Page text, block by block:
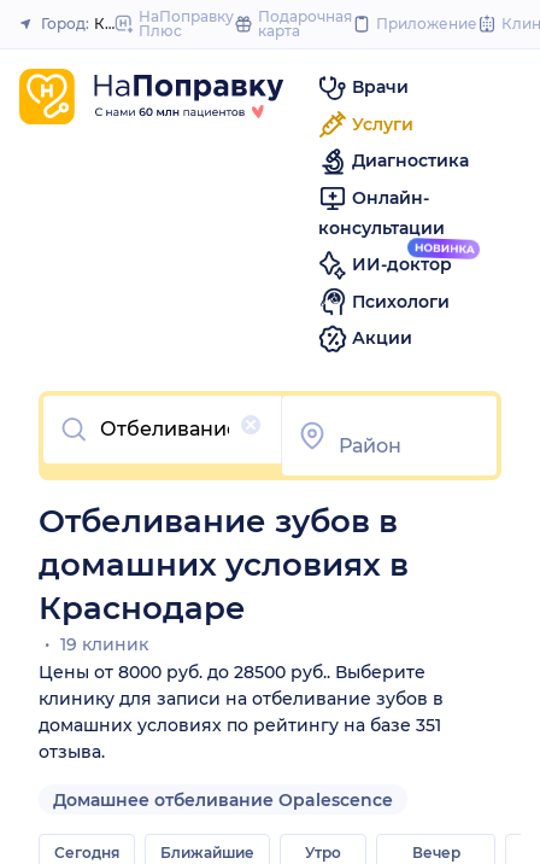
to
Закрыть
Город: КраснодарНаПоправку
Плюс
Подарочная
карта
Приложение
Врачи
Услуги
Диагностика
Онлайн-
консультации
ИИ-доктор
Психологи
Акции
Очистить
Отбеливание зубов в
домашних условиях в
Краснодаре
19 клиник
Цены от 8000 руб. до 28500 руб.. Выберите
клинику для записи на отбеливание зубов в
домашних условиях по рейтингу на базе 351
отзыва.
Домашнее отбеливание Opalescence
Сегодня
Ближайшие
Утро
Вечер